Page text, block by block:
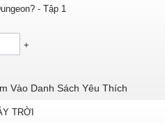
- Tập 1
+
Vào Danh Sách Yêu Thích
TRỜI